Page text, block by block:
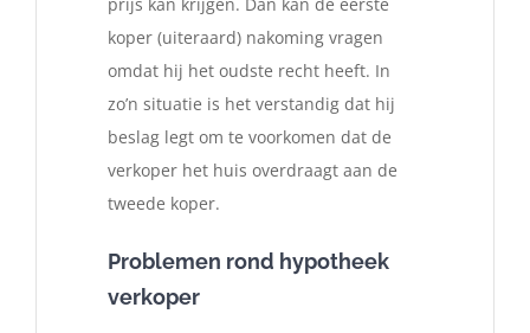
koper (uiteraard) nakoming vragen
omdat hij het oudste recht heeft. In
zo’n situatie is het verstandig dat hij
beslag legt om te voorkomen dat de
verkoper het huis overdraagt aan de
tweede koper.
Problemen rond hypotheek
verkoper